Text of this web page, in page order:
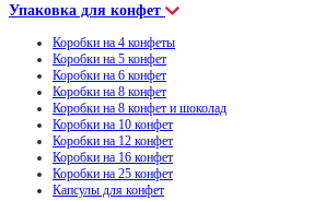
Упаковка для конфет
Коробки на 4 конфеты
Коробки на 5 конфет
Коробки на 6 конфет
Коробки на 8 конфет
Коробки на 8 конфет и шоколад
Коробки на 10 конфет
Коробки на 12 конфет
Коробки на 16 конфет
Коробки на 25 конфет
Капсулы для конфет